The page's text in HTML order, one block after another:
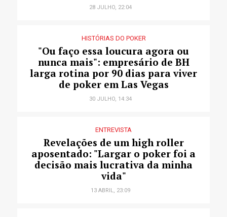
28 JULHO, 22:04
HISTÓRIAS DO POKER
"Ou faço essa loucura agora ou
nunca mais": empresário de BH
larga rotina por 90 dias para viver
de poker em Las Vegas
30 JULHO, 14:34
ENTREVISTA
Revelações de um high roller
aposentado: "Largar o poker foi a
decisão mais lucrativa da minha
vida"
13 ABRIL, 23:09